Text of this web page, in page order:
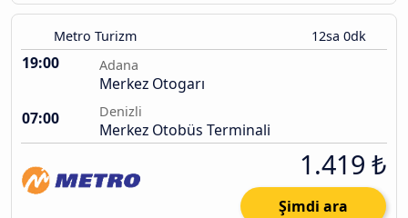
Metro Turizm 12sa 0dk
19:00 Adana
Merkez Otogarı
07:00
Denizli
Merkez Otobüs Terminali
1.419 ₺
Şimdi ara